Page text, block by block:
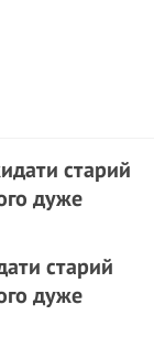
старий
дуже